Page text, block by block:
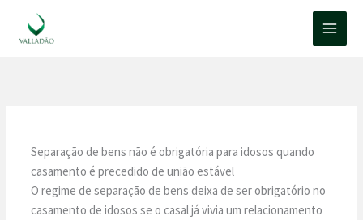
Separação de bens não é obrigatória para idosos quando
casamento é precedido de união estável
O regime de separação de bens deixa de ser obrigatório no
casamento de idosos se o casal já vivia um relacionamento